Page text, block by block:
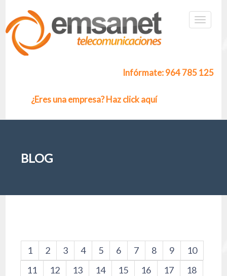
Infórmate: 964 785 125
¿Eres una empresa? Haz click aquí
BLOG
1 2 3 4 5 6 7 8 9
10
11
12 13 14 15 16 17
18